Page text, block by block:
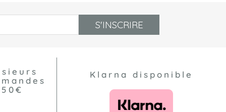
S'INSCRIRE
Klarna disponible